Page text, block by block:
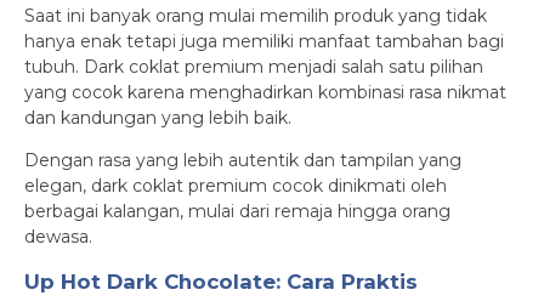
Saat ini banyak orang mulai memilih produk yang tidak
hanya enak tetapi juga memiliki manfaat tambahan bagi
tubuh. Dark coklat premium menjadi salah satu pilihan
yang cocok karena menghadirkan kombinasi rasa nikmat
dan kandungan yang lebih baik.
Dengan rasa yang lebih autentik dan tampilan yang
elegan, dark coklat premium cocok dinikmati oleh
berbagai kalangan, mulai dari remaja hingga orang
dewasa.
Up Hot Dark Chocolate: Cara Praktis